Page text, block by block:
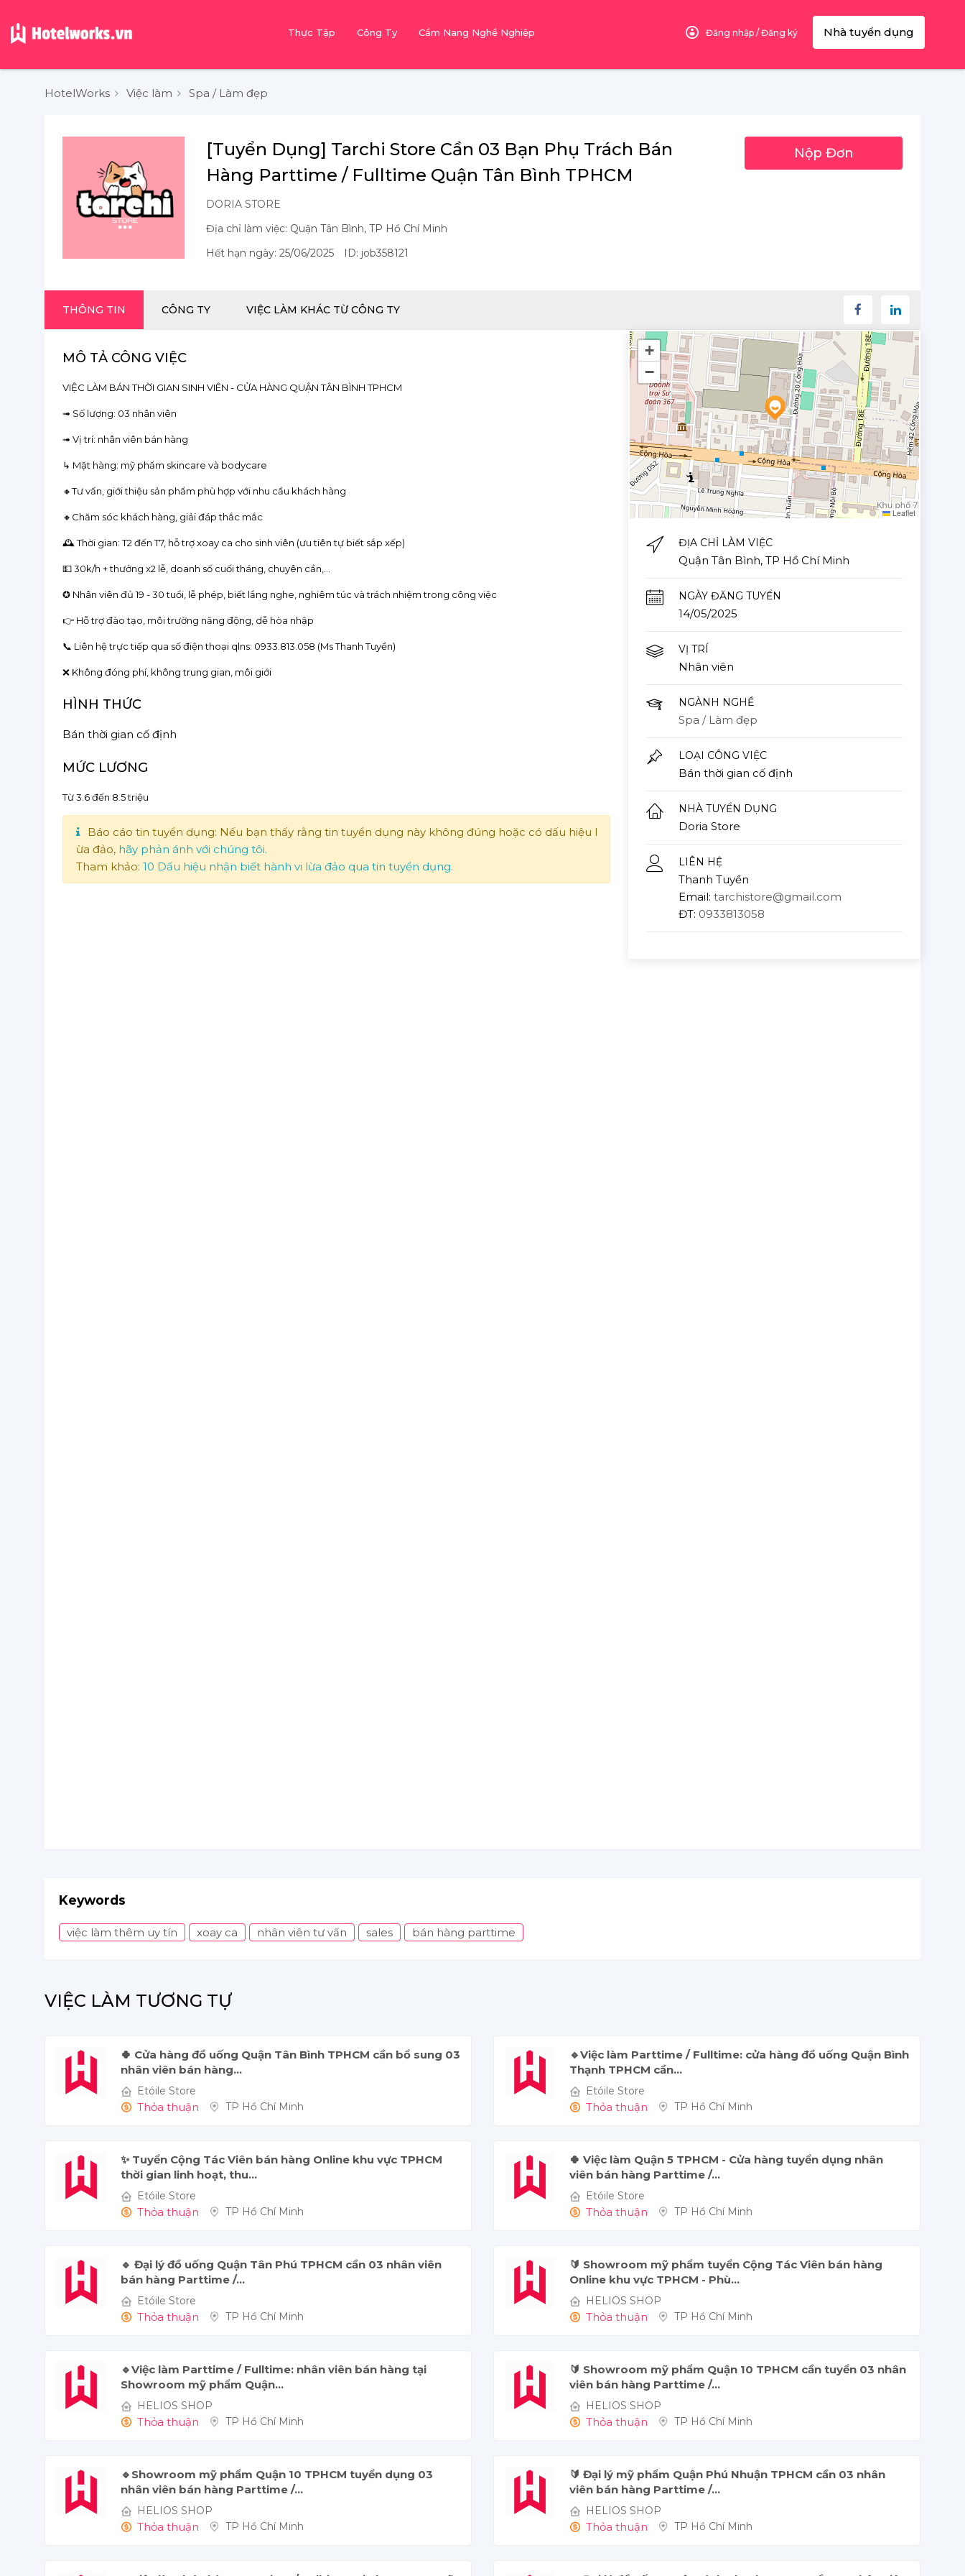
Thực Tập Công Ty Cẩm Nang Nghề Nghiệp Đăng nhập / Đăng ký Nhà tuyển dụng
HotelWorks Việc làm Spa / Làm đẹp
[Tuyển Dụng] Tarchi Store Cần 03 Bạn Phụ Trách Bán
Hàng Parttime / Fulltime Quận Tân Bình TPHCM
DORIA STORE
Địa chỉ làm việc: Quận Tân Bình, TP Hồ Chí Minh
Hết hạn ngày: 25/06/2025
ID: job358121
Nộp Đơn
THÔNG TIN CÔNG TY VIỆC LÀM KHÁC TỪ CÔNG TY
MÔ TẢ CÔNG VIỆC
VIỆC LÀM BÁN THỜI GIAN SINH VIÊN - CỬA HÀNG QUẬN TÂN BÌNH TPHCM
➟ Số lượng: 03 nhân viên
➟ Vị trí: nhân viên bán hàng
↳ Mặt hàng: mỹ phẩm skincare và bodycare
🔸Tư vấn, giới thiệu sản phẩm phù hợp với nhu cầu khách hàng
🔸Chăm sóc khách hàng, giải đáp thắc mắc
🕰️ Thời gian: T2 đến T7, hỗ trợ xoay ca cho sinh viên (ưu tiên tự biết sắp xếp)
💵 30k/h + thưởng x2 lễ, doanh số cuối tháng, chuyên cần,...
✪ Nhân viên đủ 19 - 30 tuổi, lễ phép, biết lắng nghe, nghiêm túc và trách nhiệm trong công việc
👉 Hỗ trợ đào tạo, môi trường năng động, dễ hòa nhập
📞 Liên hệ trực tiếp qua số điện thoại qlns: 0933.813.058 (Ms Thanh Tuyền)
❌ Không đóng phí, không trung gian, môi giới
HÌNH THỨC
Bán thời gian cố định
MỨC LƯƠNG
Từ 3.6 đến 8.5 triệu
Báo cáo tin tuyển dụng: Nếu bạn thấy rằng tin tuyển dụng này không đúng hoặc có dấu hiệu l
ừa đảo, hãy phản ánh với chúng tôi.
Tham khảo: 10 Dấu hiệu nhận biết hành vi lừa đảo qua tin tuyển dụng.
+
−
Leaflet
ĐỊA CHỈ LÀM VIỆC
Quận Tân Bình, TP Hồ Chí Minh
NGÀY ĐĂNG TUYỂN
14/05/2025
VỊ TRÍ
Nhân viên
NGÀNH NGHỀ
Spa / Làm đẹp
LOẠI CÔNG VIỆC
Bán thời gian cố định
NHÀ TUYỂN DỤNG
Doria Store
LIÊN HỆ
Thanh Tuyền
Email:tarchistore@gmail.com
ĐT: 0933813058
Keywords
việc làm thêm uy tín xoay ca nhân viên tư vấn sales bán hàng parttime
VIỆC LÀM TƯƠNG TỰ
🍀 Cửa hàng đồ uống Quận Tân Bình TPHCM cần bổ sung 03
nhân viên bán hàng...
Etóile Store
Thỏa thuận TP Hồ Chí Minh
🔹Việc làm Parttime / Fulltime: cửa hàng đồ uống Quận Bình
Thạnh TPHCM cần...
Etóile Store
Thỏa thuận TP Hồ Chí Minh
✨ Tuyển Cộng Tác Viên bán hàng Online khu vực TPHCM
thời gian linh hoạt, thu...
Etóile Store
Thỏa thuận TP Hồ Chí Minh
🍀 Việc làm Quận 5 TPHCM - Cửa hàng tuyển dụng nhân
viên bán hàng Parttime /...
Etóile Store
Thỏa thuận TP Hồ Chí Minh
🔹 Đại lý đồ uống Quận Tân Phú TPHCM cần 03 nhân viên
bán hàng Parttime /...
Etóile Store
Thỏa thuận TP Hồ Chí Minh
🔰 Showroom mỹ phẩm tuyển Cộng Tác Viên bán hàng
Online khu vực TPHCM - Phù...
HELIOS SHOP
Thỏa thuận TP Hồ Chí Minh
🔹Việc làm Parttime / Fulltime: nhân viên bán hàng tại
Showroom mỹ phẩm Quận...
HELIOS SHOP
Thỏa thuận TP Hồ Chí Minh
🔰 Showroom mỹ phẩm Quận 10 TPHCM cần tuyển 03 nhân
viên bán hàng Parttime /...
HELIOS SHOP
Thỏa thuận TP Hồ Chí Minh
🔹Showroom mỹ phẩm Quận 10 TPHCM tuyển dụng 03
nhân viên bán hàng Parttime /...
HELIOS SHOP
Thỏa thuận TP Hồ Chí Minh
🔰 Đại lý mỹ phẩm Quận Phú Nhuận TPHCM cần 03 nhân
viên bán hàng Parttime /...
HELIOS SHOP
Thỏa thuận TP Hồ Chí Minh